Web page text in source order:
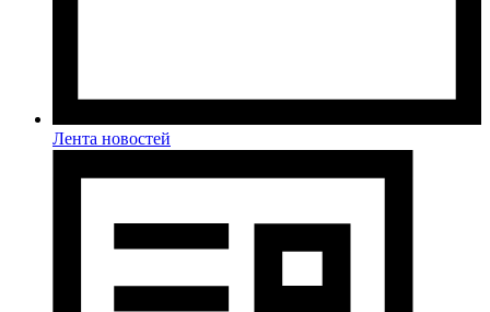
Лента новостей